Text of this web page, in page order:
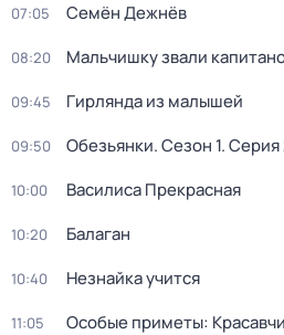
07:05 Семён Дежнёв
08:20 Мальчишку звали
09:45 Гирлянда из малышей
09:50 Обезьянки. Сезон 1. Серия
10:00 Василиса Прекрасная
10:20 Балаган
10:40 Незнайка учится
11:05 Особые приметы: